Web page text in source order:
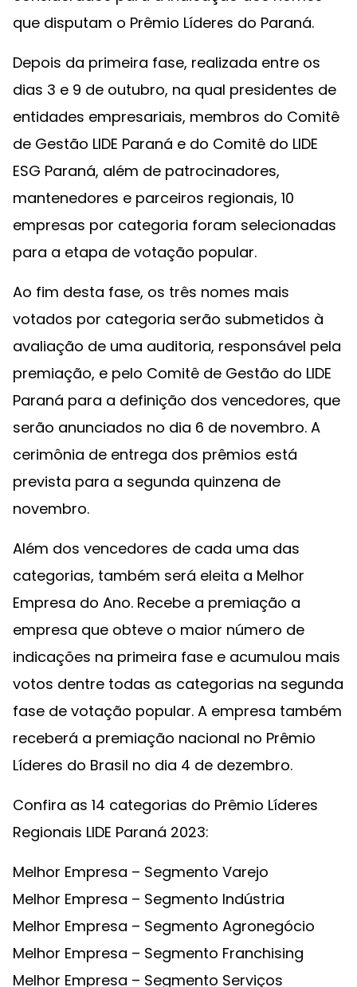
que disputam o Prêmio Líderes do Paraná.
Depois da primeira fase, realizada entre os
dias 3 e 9 de outubro, na qual presidentes de
entidades empresariais, membros do Comitê
de Gestão LIDE Paraná e do Comitê do LIDE
ESG Paraná, além de patrocinadores,
mantenedores e parceiros regionais, 10
empresas por categoria foram selecionadas
para a etapa de votação popular.
Ao fim desta fase, os três nomes mais
votados por categoria serão submetidos à
avaliação de uma auditoria, responsável pela
premiação, e pelo Comitê de Gestão do LIDE
Paraná para a definição dos vencedores, que
serão anunciados no dia 6 de novembro. A
cerimônia de entrega dos prêmios está
prevista para a segunda quinzena de
novembro.
Além dos vencedores de cada uma das
categorias, também será eleita a Melhor
Empresa do Ano. Recebe a premiação a
empresa que obteve o maior número de
indicações na primeira fase e acumulou mais
votos dentre todas as categorias na segunda
fase de votação popular. A empresa também
receberá a premiação nacional no Prêmio
Líderes do Brasil no dia 4 de dezembro.
Confira as 14 categorias do Prêmio Líderes
Regionais LIDE Paraná 2023:
Melhor Empresa – Segmento Varejo
Melhor Empresa – Segmento Indústria
Melhor Empresa – Segmento Agronegócio
Melhor Empresa – Segmento Franchising
Melhor Empresa – Segmento Serviços